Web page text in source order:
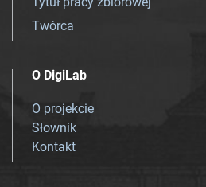
Twórca
O DigiLab
O projekcie
Słownik
Kontakt